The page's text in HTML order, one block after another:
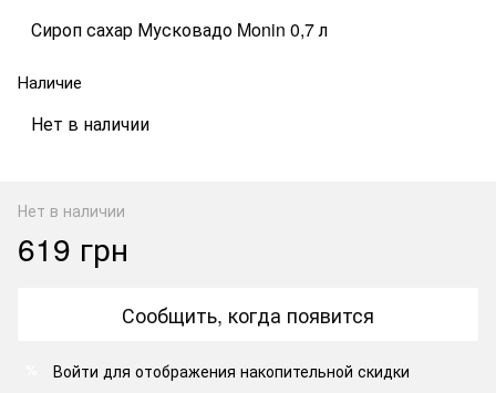
Сироп сахар Мусковадо Monin 0,7 л
Наличие
Нет в наличии
Нет в наличии
619 грн
Сообщить, когда появится
Войти для отображения накопительной скидки